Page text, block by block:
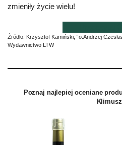
zmieniły życie wielu!
Źródło: Krzysztof Kamiński, “o.Andrzej
Wydawnictwo LTW
Poznaj najlepiej oceniane